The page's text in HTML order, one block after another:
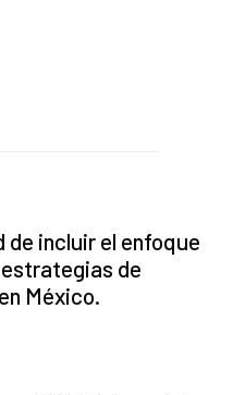
de incluir el enfoque
de
México.